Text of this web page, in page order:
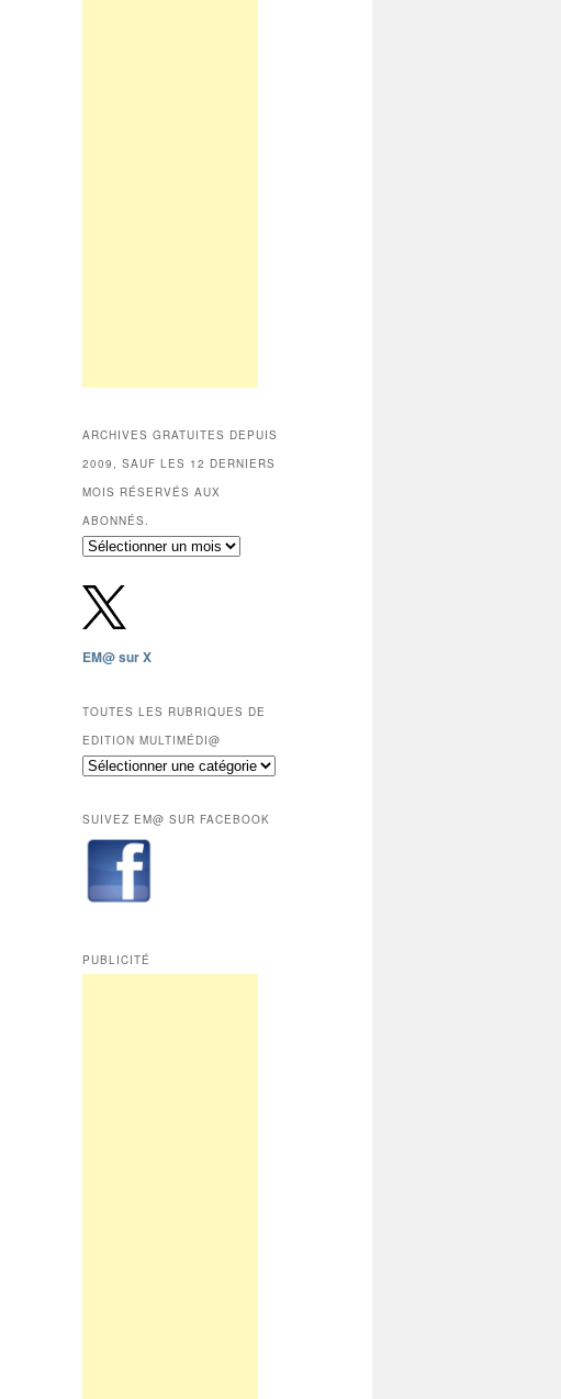
ARCHIVES GRATUITES DEPUIS
2009, SAUF LES 12 DERNIERS
MOIS RÉSERVÉS AUX
ABONNÉS.
Archives
depuis
2009,
sauf
les
mois
réservés
aux
abonnés.
EM@ sur X
TOUTES LES RUBRIQUES DE
EDITION MULTIMÉDI@
Toutes
de
Edition
Multimédi@
SUIVEZ EM@ SUR FACEBOOK
PUBLICITÉ